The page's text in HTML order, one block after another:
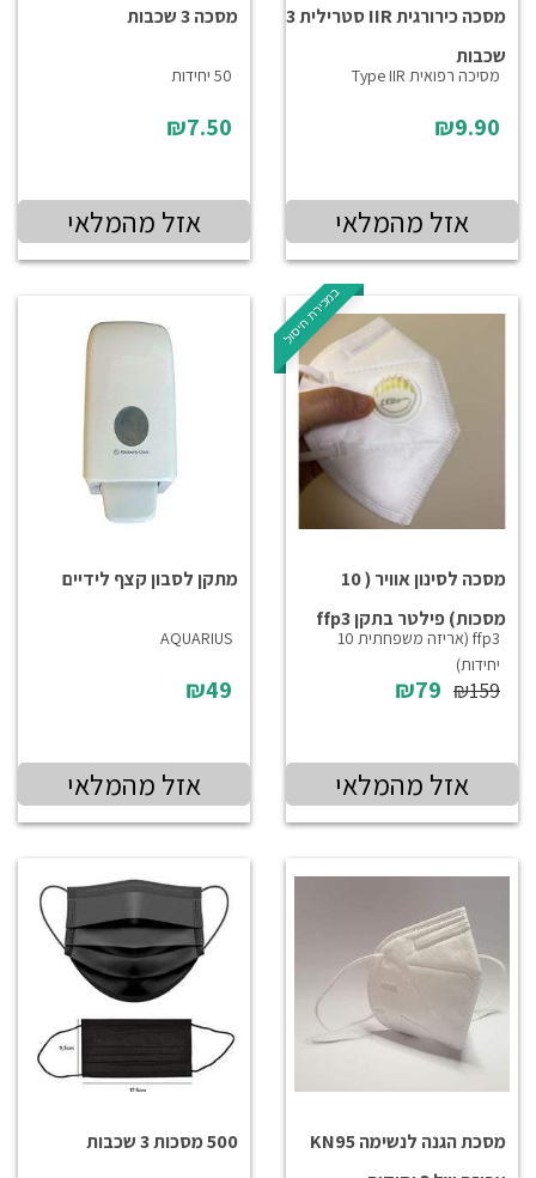
מסכה כירורגית IIR סטרילית 3
שכבות
מסיכה רפואית Type IIR
₪9.90
אזל מהמלאי
מסכה 3 שכבות
50 יחידות
₪7.50
אזל מהמלאי
במכירת חיסול
מסכה לסינון אוויר ( 10
מסכות) פילטר בתקן ffp3
ffp3 (אריזה משפחתית 10
יחידות)
₪79 ₪159
אזל מהמלאי
מתקן לסבון קצף לידיים
AQUARIUS
₪49
אזל מהמלאי
מסכת הגנה לנשימה KN95
500 מסכות 3 שכבות